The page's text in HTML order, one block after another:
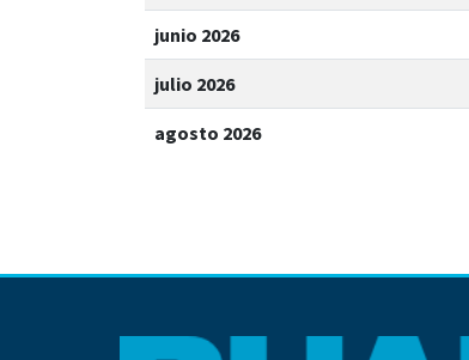
junio 2026
julio 2026
agosto 2026